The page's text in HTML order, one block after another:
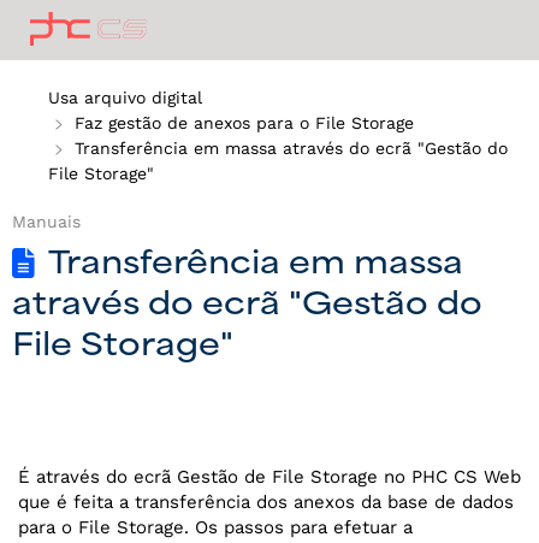
Usa arquivo digital
Faz gestão de anexos para o File Storage
Transferência em massa através do ecrã "Gestão do
File Storage"
Manuais
Transferência em massa
através do ecrã "Gestão do
File Storage"
É através do ecrã Gestão de File Storage no PHC CS Web
que é feita a transferência dos anexos da base de dados
para o File Storage. Os passos para efetuar a